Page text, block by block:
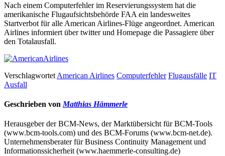
Nach einem Computerfehler im Reservierungssystem hat die
amerikanische Flugaufsichtsbehörde FAA ein landesweites
Startverbot für alle American Airlines-Flüge angeordnet. American
Airlines informiert über twitter und Homepage die Passagiere über
den Totalausfall.
Verschlagwortet American Airlines Computerfehler Flugausfälle IT
Ausfall
Geschrieben von Matthias Hämmerle
Herausgeber der BCM-News, der Marktübersicht für BCM-Tools
(www.bcm-tools.com) und des BCM-Forums (www.bcm-net.de).
Unternehmensberater für Business Continuity Management und
Informationssicherheit (www.haemmerle-consulting.de)